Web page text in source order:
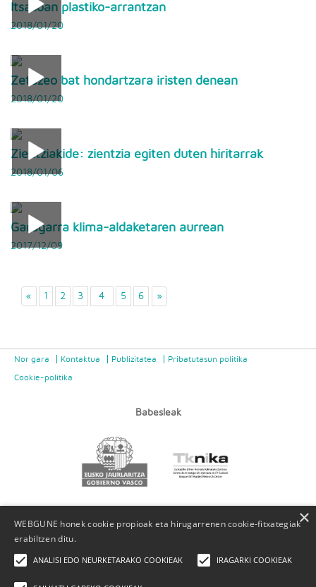
Itsasoan plastiko-arrantzan
2018/01/20
Zetazeo bat hondartzara iristen denean
2018/01/20
Zientziakide: zientzia egiten duten hiritarrak
2018/01/06
Garagarra klima-aldaketaren aurrean
2017/12/09
« 1 2 3 4 5 6 »
Nor gara Kontaktua Publizitatea Pribatutasun politika
Cookie-politika
Babesleak
WEBGUNE honek cookie propioak eta hirugarrenen cookie-fitxategiak
erabiltzen ditu.
ANALISI EDO NEURKETARAKO COOKIEAK IRAGARKI COOKIEAK
×